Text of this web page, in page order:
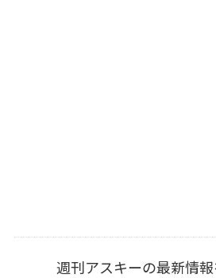
週刊アスキーの最新情